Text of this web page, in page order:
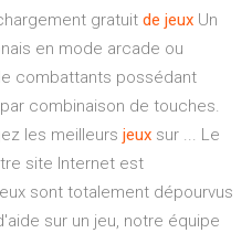
gratuit de jeux Un
en mode arcade ou
combattants possédant
combinaison de touches.
les meilleurs jeux sur ... Le
site Internet est
sont totalement dépourvus
sur un jeu, notre équipe